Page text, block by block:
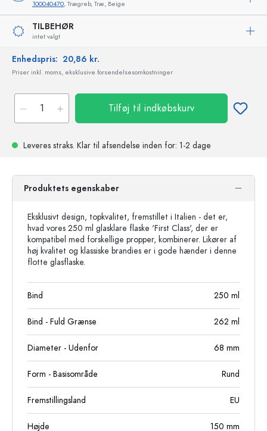
100040470, Trægreb, Træ, Beige
TILBEHØR
intet valgt
Enhedspris: 20,86 kr.
Priser inkl. moms, eksklusive forsendelsesomkostninger
Tilføj til indkøbskurv
Leveres straks. Klar til afsendelse inden for: 1-2 dage
Produktets egenskaber
Eksklusivt design, topkvalitet, fremstillet i Italien - det er,
hvad vores 250 ml glasklare flaske 'First Class', der er
kompatibel med forskellige propper, kombinerer. Likører af
høj kvalitet og klassiske brandies er i gode hænder i denne
flotte glasflaske.
Bind 250 ml
Bind - Fuld Grænse 262 ml
Diameter - Udenfor 68 mm
Form - Basisområde Rund
Fremstillingsland EU
Højde 150 mm